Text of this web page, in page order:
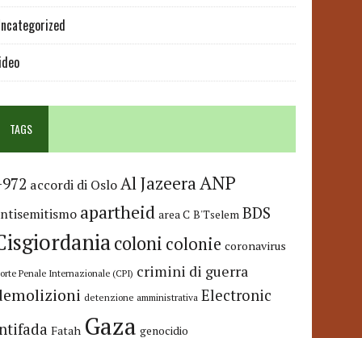
TAGS
accordi di OsloAl JazeeraANP
apartheid area C B'Tselem BDS
coloni colonie coronavirus
Penale Internazionale (CPI) crimini di guerra
detenzione amministrativa Electronic
Fatah Gaza genocidio